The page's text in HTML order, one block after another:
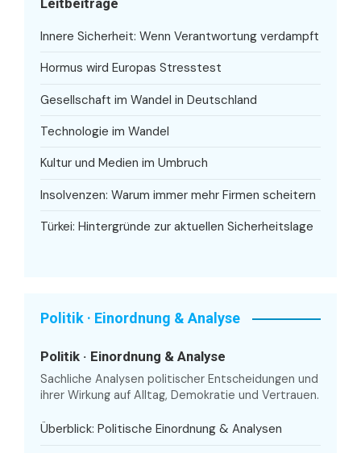
Innere Sicherheit: Wenn Verantwortung verdampft
Hormus wird Europas Stresstest
Gesellschaft im Wandel in Deutschland
Technologie im Wandel
Kultur und Medien im Umbruch
Insolvenzen: Warum immer mehr Firmen scheitern
Türkei: Hintergründe zur aktuellen Sicherheitslage
Politik · Einordnung & Analyse
Politik · Einordnung & Analyse
Sachliche Analysen politischer Entscheidungen und
ihrer Wirkung auf Alltag, Demokratie und Vertrauen.
Überblick: Politische Einordnung & Analysen